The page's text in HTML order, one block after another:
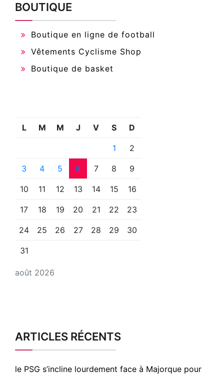
BOUTIQUE
Boutique en ligne de football
Vêtements Cyclisme Shop
Boutique de basket
août 2026
L M M J V S D
1 2
3 4 5 6 7 8 9
10 11 12 13 14 15 16
17 18 19 20 21 22 23
24 25 26 27 28 29 30
31
ARTICLES RÉCENTS
le PSG s’incline lourdement face à Majorque pour